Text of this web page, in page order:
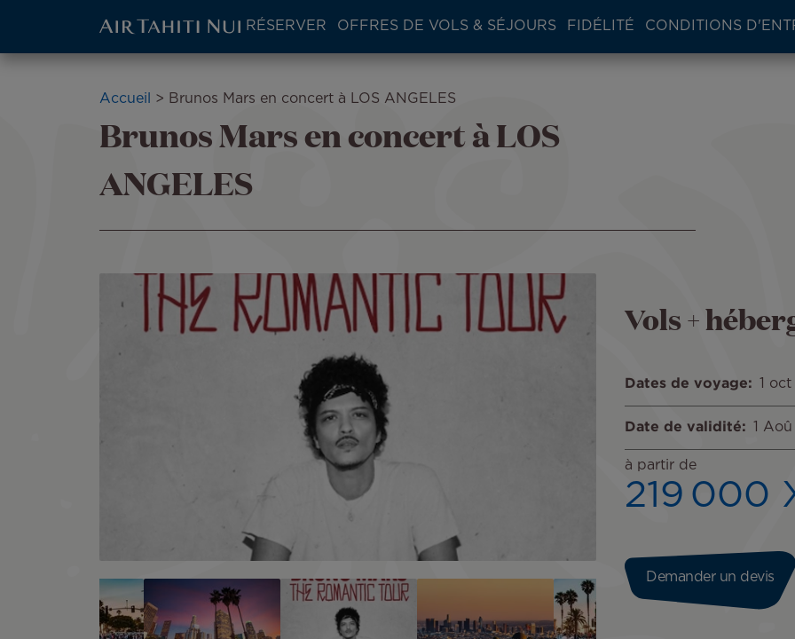
ATN:
Main
RÉSERVER OFFRES DE VOLS & SÉJOURS FIDÉLITÉ CONDITIONS
Fil
Accueil Brunos Mars en concert à LOS ANGELES
Brunos Mars en concert à LOS
ANGELES
Vols +
à partir de
219 000
Dates de voyage 1
Date de validité 1
Demander un devis